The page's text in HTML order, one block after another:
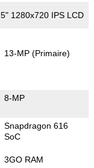
5" 1280x720 IPS LCD
13-MP (Primaire)
8-MP
Snapdragon 616
SoC
3GO RAM